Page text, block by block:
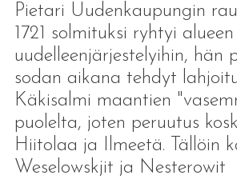
Pietari Uudenkaupungin
1721 solmituksi ryhtyi
uudelleenjärjestelyihin, hän
sodan aikana tehdyt
Käkisalmi maantien
puolelta, joten peruutus
Hiitolaa ja Ilmeetä. Tällöin
Weselowskjit ja Nesterowit